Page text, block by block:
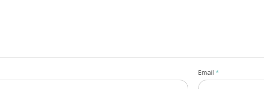
Email *